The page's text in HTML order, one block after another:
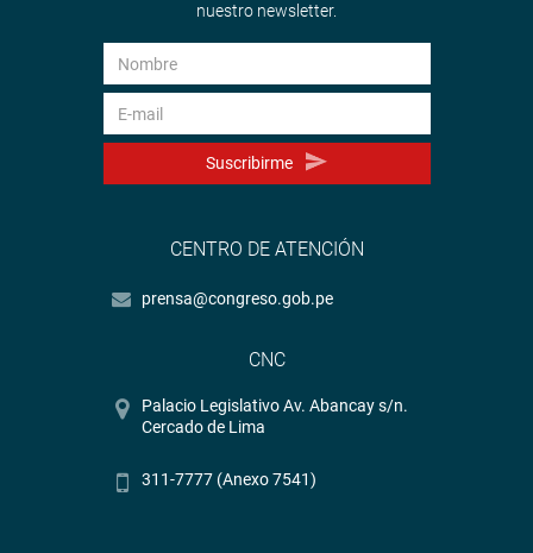
nuestro newsletter.
Suscribirme
CENTRO DE ATENCIÓN
prensa@congreso.gob.pe
CNC
Palacio Legislativo Av. Abancay s/n.
Cercado de Lima
311-7777 (Anexo 7541)